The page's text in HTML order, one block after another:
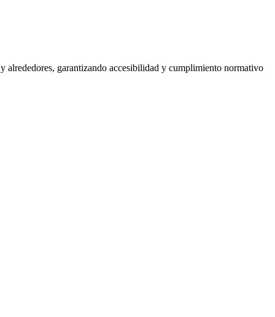
alrededores, garantizando accesibilidad y cumplimiento normativo